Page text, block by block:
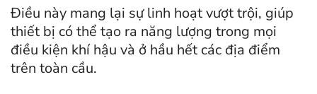
Điều này mang lại sự linh hoạt vượt trội, giúp
thiết bị có thể tạo ra năng lượng trong mọi
điều kiện khí hậu và ở hầu hết các địa điểm
trên toàn cầu.